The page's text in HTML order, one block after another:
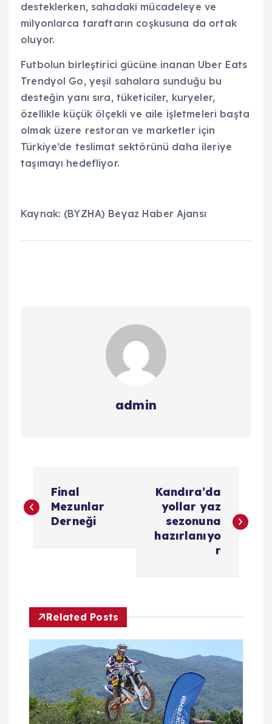
desteklerken, sahadaki mücadeleye ve
milyonlarca taraftarın coşkusuna da ortak
oluyor.
Futbolun birleştirici gücüne inanan Uber Eats
Trendyol Go, yeşil sahalara sunduğu bu
desteğin yanı sıra, tüketiciler, kuryeler,
özellikle küçük ölçekli ve aile işletmeleri başta
olmak üzere restoran ve marketler için
Türkiye’de teslimat sektörünü daha ileriye
taşımayı hedefliyor.
Kaynak: (BYZHA) Beyaz Haber Ajansı
admin
a
g
e
z
Final
Mezunlar
Derneği
Kandıra’da
yollar yaz
sezonuna
hazırlanıyo
r
Related Posts